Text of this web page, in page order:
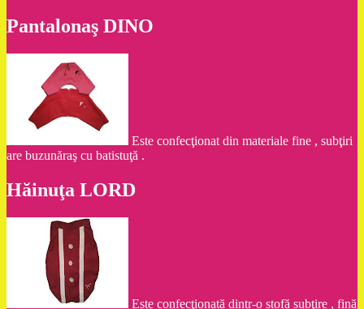
Pantalonaş DINO
Este confecţionat din materiale fine , subţiri
are buzunăraş cu batistuţă .
Hăinuţa LORD
Este confecţionată dintr-o stofă subţire , fină